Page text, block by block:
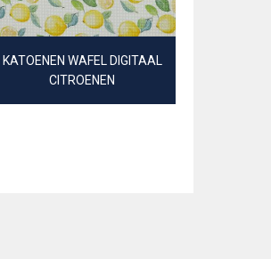
KATOENEN WAFEL DIGITAAL
CITROENEN